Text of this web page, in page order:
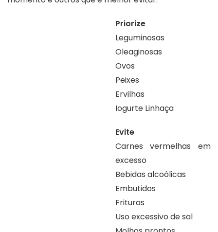
Priorize
Leguminosas
Oleaginosas
Ovos
Peixes
Ervilhas
Iogurte Linhaça
Evite
Carnes vermelhas em
excesso
Bebidas alcoólicas
Embutidos
Frituras
Uso excessivo de sal